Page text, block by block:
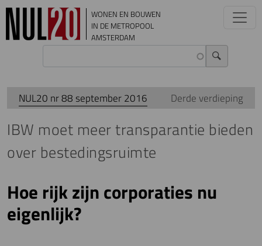
Overslaan en naar de inhoud gaan
WONEN EN BOUWEN
IN DE METROPOOL
AMSTERDAM
NUL20 nr 88 september 2016 Derde verdieping
IBW moet meer transparantie bieden
over bestedingsruimte
Hoe rijk zijn corporaties nu
eigenlijk?